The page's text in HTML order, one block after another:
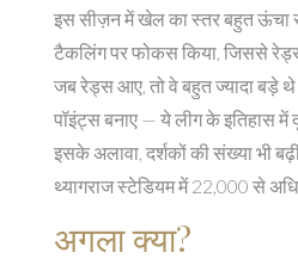
इस सीज़न में खेल का स्तर बहुत ऊंचा
टैकलिंग पर फोकस किया, जिससे
जब रेड्स आए, तो वे बहुत ज्यादा बड़े
पॉइंट्स बनाए — ये लीग के इतिहास में
इसके अलावा, दर्शकों की संख्या भी
थ्यागराज स्टेडियम में 22,000 से
अगला क्या?